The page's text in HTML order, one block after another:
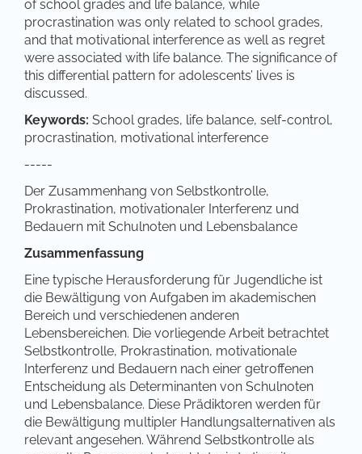
of school grades and life balance, while
procrastination was only related to school grades,
and that motivational interference as well as regret
were associated with life balance. The significance of
this differential pattern for adolescents’ lives is
discussed.
Keywords: School grades, life balance, self-control,
procrastination, motivational interference
-----
Der Zusammenhang von Selbstkontrolle,
Prokrastination, motivationaler Interferenz und
Bedauern mit Schulnoten und Lebensbalance
Zusammenfassung
Eine typische Herausforderung für Jugendliche ist
die Bewältigung von Aufgaben im akademischen
Bereich und verschiedenen anderen
Lebensbereichen. Die vorliegende Arbeit betrachtet
Selbstkontrolle, Prokrastination, motivationale
Interferenz und Bedauern nach einer getroffenen
Entscheidung als Determinanten von Schulnoten
und Lebensbalance. Diese Prädiktoren werden für
die Bewältigung multipler Handlungsalternativen als
relevant angesehen. Während Selbstkontrolle als